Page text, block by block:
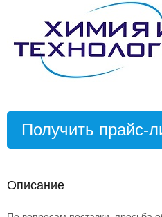
Получить прайс-
Описание